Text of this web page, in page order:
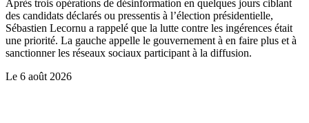
Après trois opérations de désinformation en quelques jours ciblant
des candidats déclarés ou pressentis à l’élection présidentielle,
Sébastien Lecornu a rappelé que la lutte contre les ingérences était
une priorité. La gauche appelle le gouvernement à en faire plus et à
sanctionner les réseaux sociaux participant à la diffusion.
Le 6 août 2026